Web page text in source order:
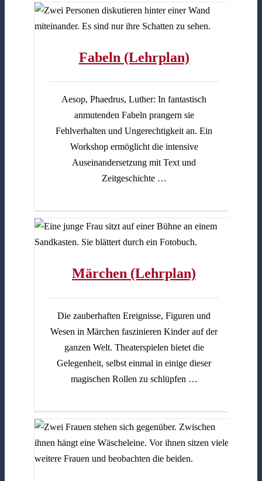
Fabeln (Lehrplan)
Aesop, Phaedrus, Luther: In fantastisch
anmutenden Fabeln prangern sie
Fehlverhalten und Ungerechtigkeit an. Ein
Workshop ermöglicht die intensive
Auseinandersetzung mit Text und
Zeitgeschichte …
Märchen (Lehrplan)
Die zauberhaften Ereignisse, Figuren und
Wesen in Märchen faszinieren Kinder auf der
ganzen Welt. Theaterspielen bietet die
Gelegenheit, selbst einmal in einige dieser
magischen Rollen zu schlüpfen …